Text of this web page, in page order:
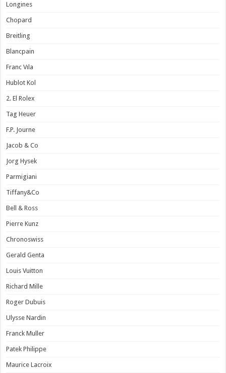
Longines
Chopard
Breitling
Blancpain
Franc Vıla
Hublot Kol
2. El Rolex
Tag Heuer
F.P. Journe
Jacob & Co
Jorg Hysek
Parmigiani
Tiffany&Co
Bell & Ross
Pierre Kunz
Chronoswiss
Gerald Genta
Louis Vuitton
Richard Mille
Roger Dubuis
Ulysse Nardin
Franck Muller
Patek Philippe
Maurice Lacroix